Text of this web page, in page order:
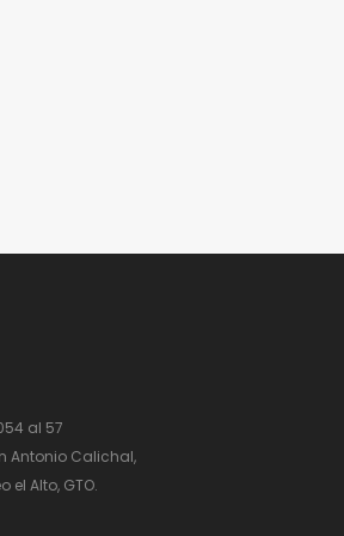
al 57
Antonio Calichal,
el Alto, GTO.